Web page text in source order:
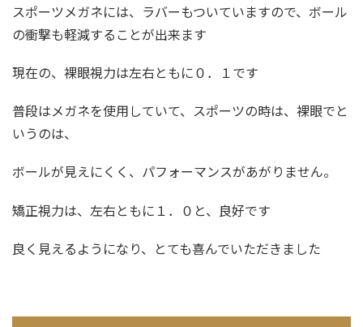
スポーツメガネには、ラバーもついていますので、ボール
の衝撃も軽減することが出来ます
現在の、裸眼視力は左右ともに０．１です
普段はメガネを使用していて、スポーツの時は、裸眼でと
いうのは、
ボールが見えにくく、パフォーマンスがあがりません。
矯正視力は、左右ともに１．０と、良好です
良く見えるようになり、とても喜んでいただきました